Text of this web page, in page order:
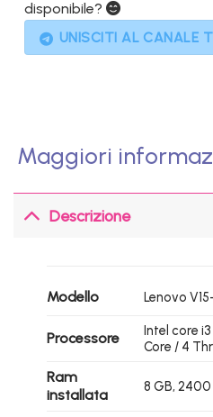
disponibile?
UNISCITI AL CANALE
Maggiori
Descrizione
Modello Lenovo
Processore
Intel core i3
Core / 4
Ram
installata
8 GB, 2400